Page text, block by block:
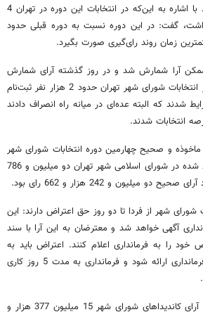
شورای شهر را اعلام کرد کرد با اشاره به این‌که در انتخابات این دوره در تهران 4
گفت: در این دوره نسبت به دوره قبلی حدود
آرا شمارش شد و در روز گذشته آرای شمارش
شده تجمیع و کنترل شد. در انتخابات شورای شهر تهران حدود 2 هزار نفر ثبت‌نام
واجد شرایط شدند که البته عده‌ای در میانه راه انصراف دادند
ماخوذه و صحیح چهارمین دوره انتخابات شورای شهر
تهران گفت: مجموع آرای اخذ شده در شورای اسلامی شهر تهران دو میلیون و 786
شورای شهر از فردا تا دو روز حق اعتراض دارند: این
آگهی خواهد شد و معترضان به این آرا با سند
خود را به فرمانداری اعلام کنند. اعتراض باید به
شکل مکتوب و با دلیل به فرمانداری ارائه شود و فرمانداری به مدت 5 روز کاری
فرماندار تهران گفت: مجموع آرای کاندیداهای شورای شهر 15 میلیون 377 هزار و